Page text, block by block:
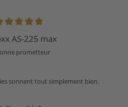
5 étoiles
AS-225 max
prometteur
sonnent tout simplement bien.